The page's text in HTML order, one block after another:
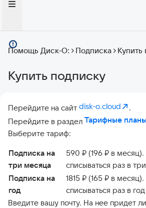
Помощь Диск-О: Подписка Купить
Купить подписку
Перейдите на сайт disk-o.cloud
.
Перейдите в раздел Тарифные
Выберите тариф:
Подписка на
три месяца
590 ₽ (196 ₽ в
списываться раз в
Подписка на
год
1815 ₽ (165 ₽ в
списываться раз в год
Введите вашу почту. На нее придет